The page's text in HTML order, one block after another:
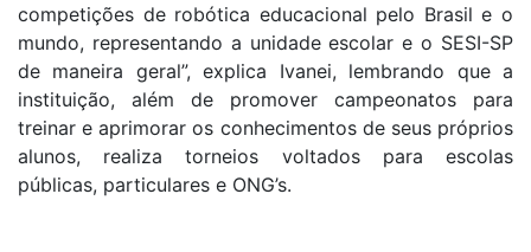
competições de robótica educacional pelo Brasil e o
mundo, representando a unidade escolar e o SESI-SP
de maneira geral”, explica Ivanei, lembrando que a
instituição, além de promover campeonatos para
treinar e aprimorar os conhecimentos de seus próprios
alunos, realiza torneios voltados para escolas
públicas, particulares e ONG’s.